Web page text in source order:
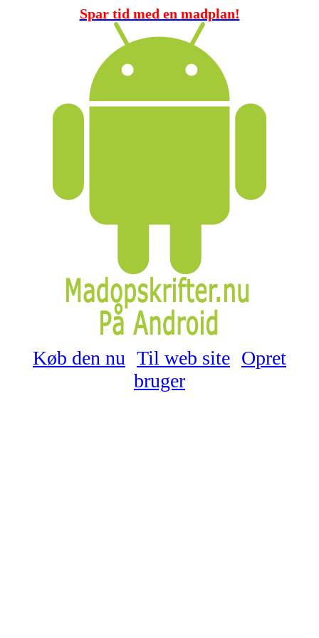
Spar tid med en madplan!
Køb den nu Til web site Opret
bruger